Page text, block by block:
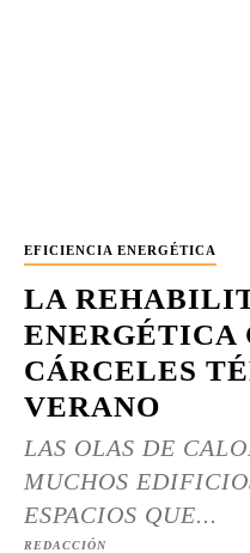
EFICIENCIA ENERGÉTICA
LA
ENERGÉTICA
CÁRCELES
VERANO
LAS OLAS DE
MUCHOS
ESPACIOS QUE...
REDACCIÓN